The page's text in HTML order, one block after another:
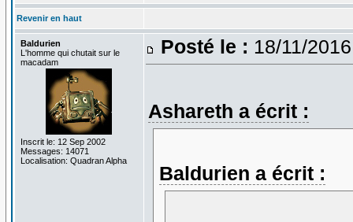
Revenir en haut
Baldurien
L'homme qui chutait sur le
macadam
Inscrit le: 12 Sep 2002
Messages: 14071
Localisation: Quadran Alpha
Posté le : 18/11/
Ashareth a écrit :
Baldurien a écrit :